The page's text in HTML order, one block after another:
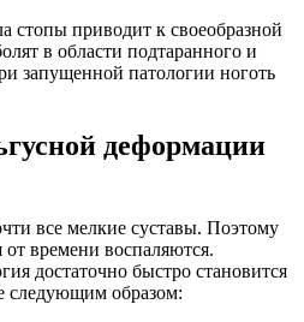
стопы приводит к своеобразной
в области подтаранного и
запущенной патологии ноготь
деформации
все мелкие суставы. Поэтому
времени воспаляются.
достаточно быстро становится
следующим образом: